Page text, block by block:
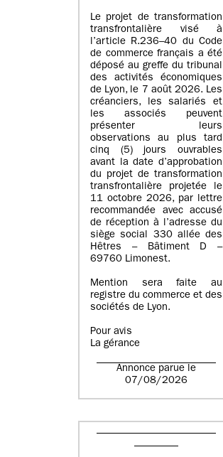
Le projet de transformation
transfrontalière visé à
l’article R.236–40 du Code
de commerce français a été
déposé au greffe du tribunal
des activités économiques
de Lyon, le 7 août 2026. Les
créanciers, les salariés et
les associés peuvent
présenter leurs
observations au plus tard
cinq (5) jours ouvrables
avant la date d’approbation
du projet de transformation
transfrontalière projetée le
11 octobre 2026, par lettre
recommandée avec accusé
de réception à l’adresse du
siège social 330 allée des
Hêtres – Bâtiment D –
69760 Limonest.
Mention sera faite au
registre du commerce et des
sociétés de Lyon.
Pour avis
La gérance
Annonce parue le
07/08/2026